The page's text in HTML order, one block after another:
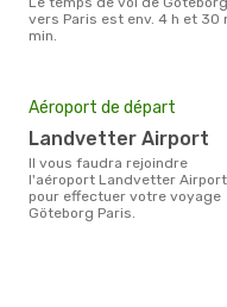
vers Paris est env. 4 h et 30
min.
Aéroport de départ
Landvetter Airport
Il vous faudra rejoindre
l'aéroport Landvetter Airport
pour effectuer votre voyage
Göteborg Paris.